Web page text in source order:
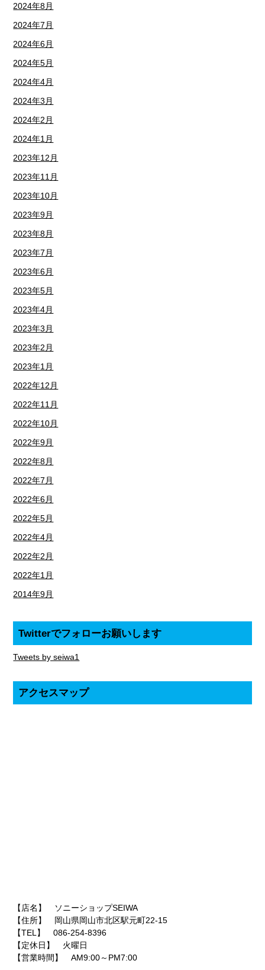
2024年8月
2024年7月
2024年6月
2024年5月
2024年4月
2024年3月
2024年2月
2024年1月
2023年12月
2023年11月
2023年10月
2023年9月
2023年8月
2023年7月
2023年6月
2023年5月
2023年4月
2023年3月
2023年2月
2023年1月
2022年12月
2022年11月
2022年10月
2022年9月
2022年8月
2022年7月
2022年6月
2022年5月
2022年4月
2022年2月
2022年1月
2014年9月
Twitterでフォローお願いします
Tweets by seiwa1
アクセスマップ
【店名】 ソニーショップSEIWA
【住所】 岡山県岡山市北区駅元町22-15
【TEL】 086-254-8396
【定休日】 火曜日
【営業時間】 AM9:00～PM7:00